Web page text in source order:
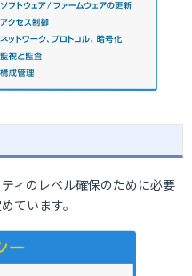
ィのレベル確保のために必要
ています。